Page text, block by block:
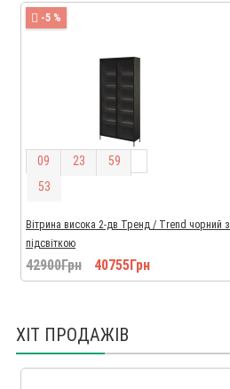
-5 %
09 23 59
52
Вітрина висока 2-дв Тренд / Trend чорний з
підсвіткою
42900Грн 40755Грн
ХІТ ПРОДАЖІВ